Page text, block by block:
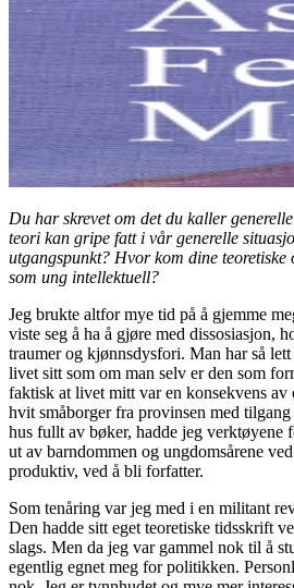
Du har skrevet om det du kaller
teori kan gripe fatt i vår generelle
utgangspunkt? Hvor kom dine teoretiske
som ung intellektuell?
Jeg brukte altfor mye tid på å gjemme
viste seg å ha å gjøre med dissosiasjon,
traumer og kjønnsdysfori. Man har så
livet sitt som om man selv er den som
faktisk at livet mitt var en konsekvens av
hvit småborger fra provinsen med
hus fullt av bøker, hadde jeg verktøyene
ut av barndommen og ungdomsårene
produktiv, ved å bli forfatter.
Som tenåring var jeg med i en militant
Den hadde sitt eget teoretiske tidsskrift
slags. Men da jeg var gammel nok til å
egentlig egnet meg for politikken.